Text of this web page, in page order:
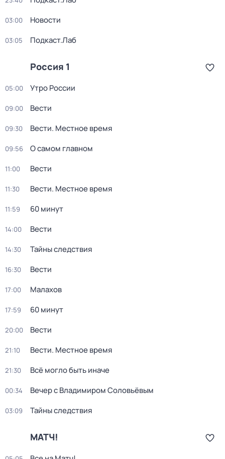
03:00 Новости
03:05 Подкаст.Лаб
Россия 1
05:00 Утро России
09:00 Вести
09:30 Вести. Местное время
09:56 О самом главном
11:00 Вести
11:30 Вести. Местное время
11:59 60 минут
14:00 Вести
14:30 Тайны следствия
16:30 Вести
17:00 Малахов
17:59 60 минут
20:00 Вести
21:10 Вести. Местное время
21:30 Всё могло быть иначе
00:34 Вечер с Владимиром Соловьёвым
03:09 Тайны следствия
МАТЧ!